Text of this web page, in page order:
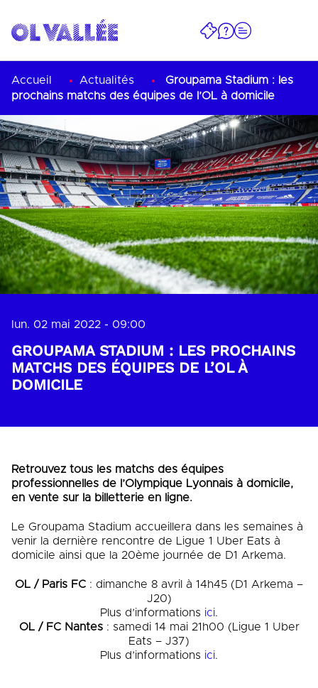
Accueil Actualités
Groupama Stadium : les
prochains matchs des équipes de l’OL à domicile
lun. 02 mai 2022 - 09:00
GROUPAMA STADIUM : LES PROCHAINS
MATCHS DES ÉQUIPES DE L’OL À
DOMICILE
Retrouvez tous les matchs des équipes
professionnelles de l’Olympique Lyonnais à domicile,
en vente sur la billetterie en ligne.
Le Groupama Stadium accueillera dans les semaines à
venir la dernière rencontre de Ligue 1 Uber Eats à
domicile ainsi que la 20ème journée de D1 Arkema.
OL / Paris FC : dimanche 8 avril à 14h45 (D1 Arkema –
J20)
Plus d’informations ici.
OL / FC Nantes: samedi 14 mai 21h00 (Ligue 1 Uber
Eats – J37)
Plus d’informations ici.